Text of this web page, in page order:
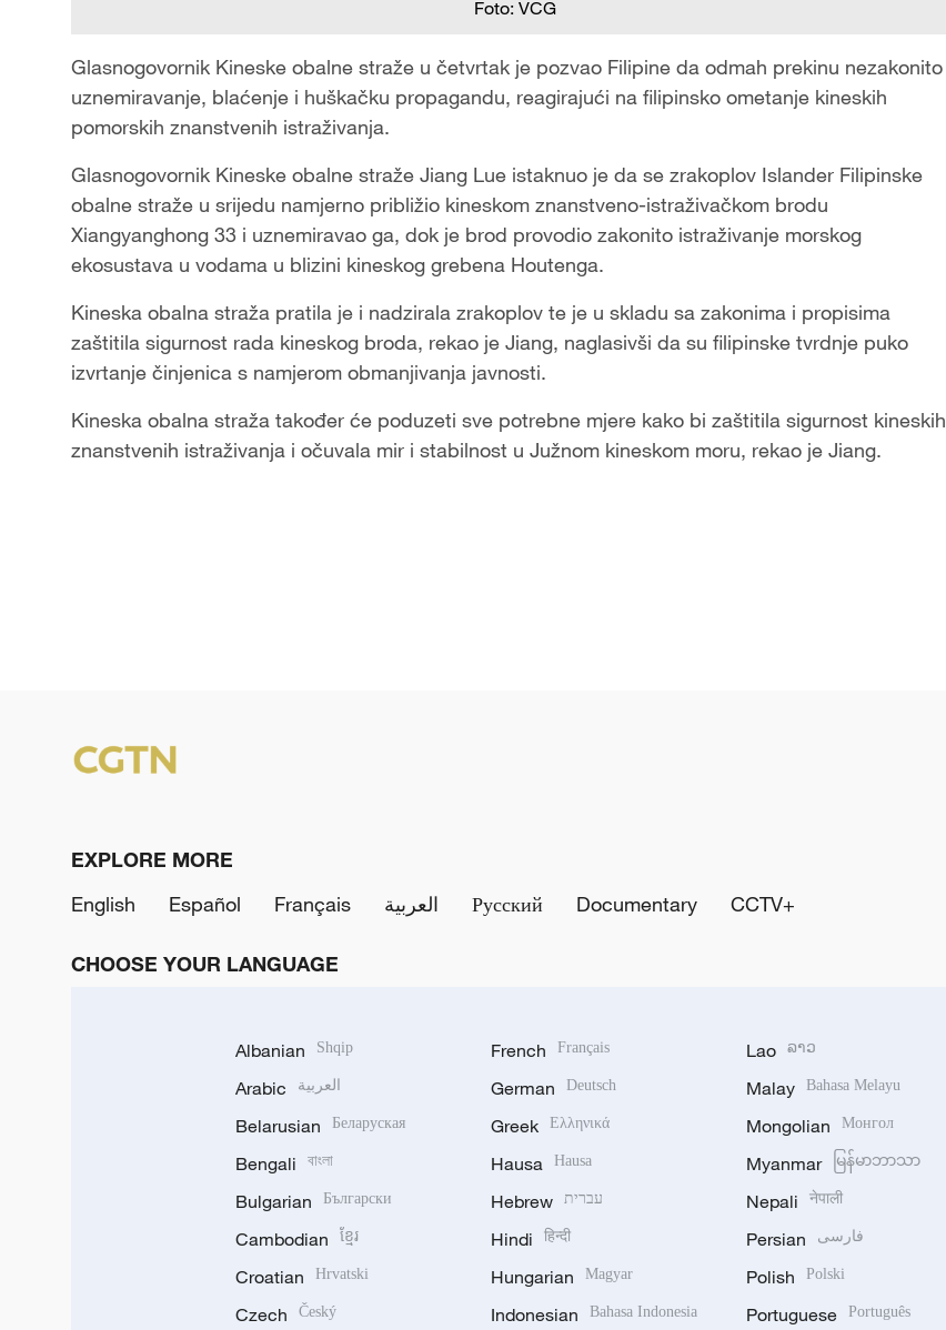
Foto: VCG
Glasnogovornik Kineske obalne straže u četvrtak je pozvao Filipine da odmah prekinu nezakonito
uznemiravanje, blaćenje i huškačku propagandu, reagirajući na filipinsko ometanje kineskih
pomorskih znanstvenih istraživanja.
Glasnogovornik Kineske obalne straže Jiang Lue istaknuo je da se zrakoplov Islander Filipinske
obalne straže u srijedu namjerno približio kineskom znanstveno-istraživačkom brodu
Xiangyanghong 33 i uznemiravao ga, dok je brod provodio zakonito istraživanje morskog
ekosustava u vodama u blizini kineskog grebena Houtenga.
Kineska obalna straža pratila je i nadzirala zrakoplov te je u skladu sa zakonima i propisima
zaštitila sigurnost rada kineskog broda, rekao je Jiang, naglasivši da su filipinske tvrdnje puko
izvrtanje činjenica s namjerom obmanjivanja javnosti.
Kineska obalna straža također će poduzeti sve potrebne mjere kako bi zaštitila sigurnost kineskih
znanstvenih istraživanja i očuvala mir i stabilnost u Južnom kineskom moru, rekao je Jiang.
EXPLORE MORE
English
Español Français العربية Русский Documentary CCTV+
CHOOSE YOUR LANGUAGE
Albanian Shqip
Arabic العربية
Belarusian Беларуская
Bengali বাংলা
Bulgarian Български
Cambodian ខ្មែរ
Croatian Hrvatski
Czech Český
French Français
German Deutsch
Greek Ελληνικά
Hausa Hausa
Hebrew עברית
Hindi हिन्दी
Hungarian Magyar
Indonesian Bahasa Indonesia
Lao ລາວ
Malay Bahasa Melayu
Mongolian Монгол
Myanmar မြန်မာဘာသာ
Nepali नेपाली
Persian فارسی
Polish Polski
Portuguese Português